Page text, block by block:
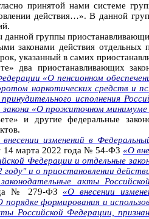
принятой нами системе
действия…». В данной
данной группы
законами действия отдельных
указанный в самих
два приостанавливающих
«О пенсионном
наркотических средств и
исполнения
«О прожиточном минимуме
и другие федеральные
изменений в
14 марта 2022 года № 54-ФЗ«О
Федерации и отдельные
и о приостановлении
акты
№ 279-ФЗ«О внесении
формирования и
Российской Федерации,